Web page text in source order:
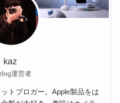
kaz
運営者
トブロガー。Apple製品をは